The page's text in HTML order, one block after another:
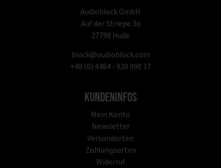
Audioblock GmbH
Auf der Striepe 3a
27798 Hude
block@audioblock.com
+49 (0) 4484 - 920 090 17
Kundeninfos
Mein Konto
Newsletter
Versandarten
Zahlungsarten
Widerruf